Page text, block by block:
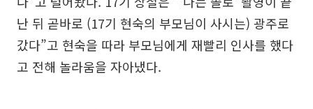
난 뒤 곧바로 (17기 현숙의 부모님이 사시는) 광주로
갔다”고 현숙을 따라 부모님에게 재빨리 인사를 했다
고 전해 놀라움을 자아냈다.